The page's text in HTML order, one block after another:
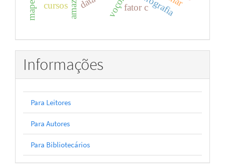
fator c
cursos
Informações
Para Leitores
Para Autores
Para Bibliotecários